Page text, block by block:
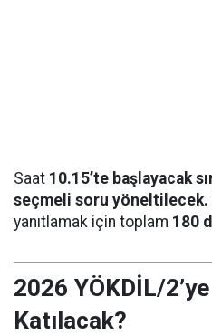
Saat 10.15’te başlayacak
seçmeli soru yöneltilecek.
yanıtlamak için toplam 180
2026 YÖKDİL/
Katılacak?